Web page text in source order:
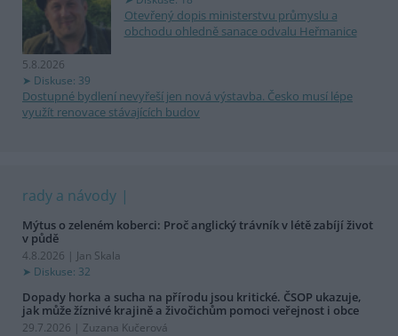
Otevřený dopis ministerstvu průmyslu a
obchodu ohledně sanace odvalu Heřmanice
5.8.2026
Diskuse: 39
Dostupné bydlení nevyřeší jen nová výstavba. Česko musí lépe
využít renovace stávajících budov
rady a návody
Mýtus o zeleném koberci: Proč anglický trávník v létě zabíjí život
v půdě
4.8.2026 | Jan Skala
Diskuse: 32
Dopady horka a sucha na přírodu jsou kritické. ČSOP ukazuje,
jak může žíznivé krajině a živočichům pomoci veřejnost i obce
29.7.2026 | Zuzana Kučerová